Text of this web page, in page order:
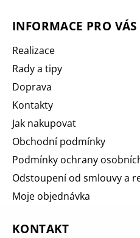
INFORMACE PRO VÁS
Realizace
Rady a tipy
Doprava
Kontakty
Jak nakupovat
Obchodní podmínky
Podmínky ochrany
Odstoupení od smlouvy a
Moje objednávka
KONTAKT